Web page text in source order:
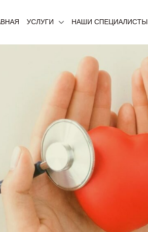
УСЛУГИ НАШИ СПЕЦИАЛИСТЫ